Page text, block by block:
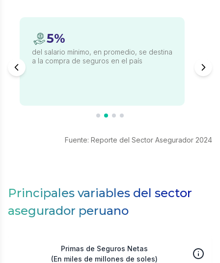
5%
del salario mínimo, en promedio, se destina
a la compra de seguros en el país
Fuente: Reporte del Sector Asegurador 2024
Principales variables del sector
asegurador peruano
Primas de Seguros Netas
(En miles de millones de soles)